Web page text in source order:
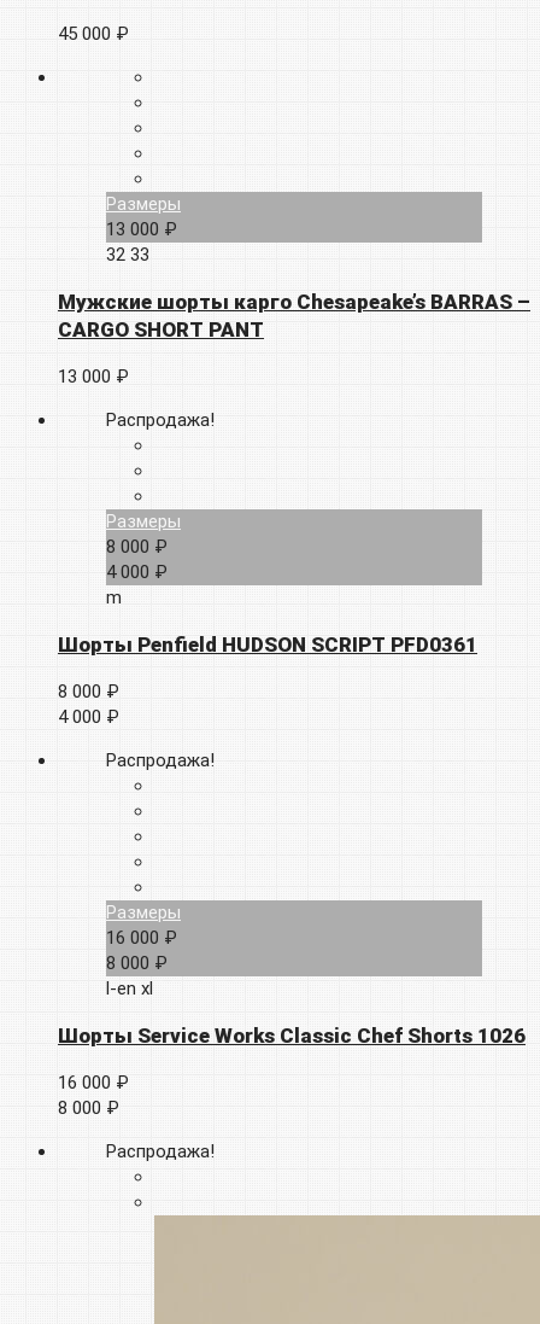
45 000 ₽
Размеры
13 000 ₽
32 33
Мужские шорты карго Chesapeake’s BARRAS –
CARGO SHORT PANT
13 000 ₽
Распродажа!
Размеры
8 000 ₽
4 000 ₽
m
Шорты Penfield HUDSON SCRIPT PFD0361
8 000 ₽
4 000 ₽
Распродажа!
Размеры
16 000 ₽
8 000 ₽
l-en xl
Шорты Service Works Classic Chef Shorts 1026
16 000 ₽
8 000 ₽
Распродажа!